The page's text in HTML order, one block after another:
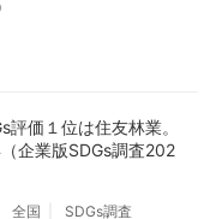
価１位は住友林業。
企業版SDGs調査202
全国
SDGs調査